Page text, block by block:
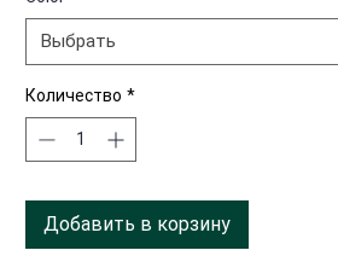
Выбрать
Количество *
Добавить в корзину